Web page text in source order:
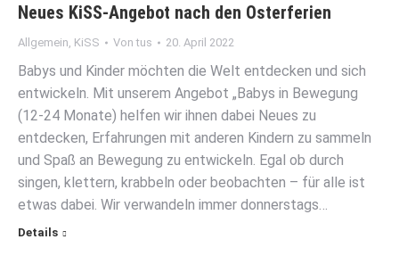
Neues KiSS-Angebot nach den Osterferien
Allgemein KiSS Vontus 20. April 2022
Babys und Kinder möchten die Welt entdecken und sich
entwickeln. Mit unserem Angebot „Babys in Bewegung
(12-24 Monate) helfen wir ihnen dabei Neues zu
entdecken, Erfahrungen mit anderen Kindern zu sammeln
und Spaß an Bewegung zu entwickeln. Egal ob durch
singen, klettern, krabbeln oder beobachten – für alle ist
etwas dabei. Wir verwandeln immer donnerstags…
Details